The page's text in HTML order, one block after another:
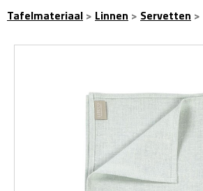
Tafelmateriaal > Linnen > Servetten >